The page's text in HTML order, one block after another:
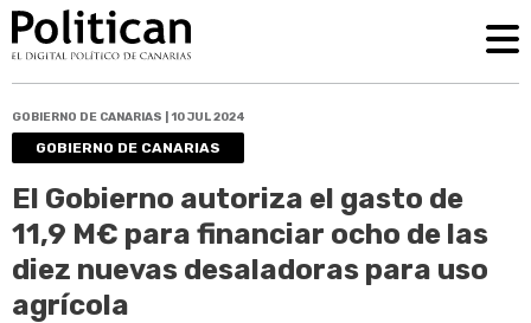
GOBIERNO DE CANARIAS | 10 JUL 2024
GOBIERNO DE CANARIAS
El Gobierno autoriza el gasto de
11,9 M€ para financiar ocho de las
diez nuevas desaladoras para uso
agrícola